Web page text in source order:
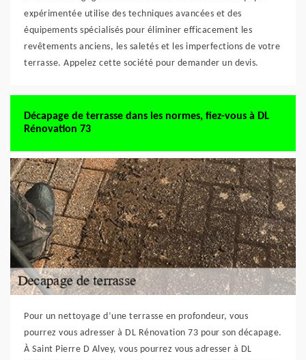
expérimentée utilise des techniques avancées et des
équipements spécialisés pour éliminer efficacement les
revêtements anciens, les saletés et les imperfections de votre
terrasse. Appelez cette société pour demander un devis.
Décapage de terrasse dans les normes, fiez-vous à DL
Rénovation 73
Pour un nettoyage d’une terrasse en profondeur, vous
pourrez vous adresser à DL Rénovation 73 pour son décapage.
À Saint Pierre D Alvey, vous pourrez vous adresser à DL